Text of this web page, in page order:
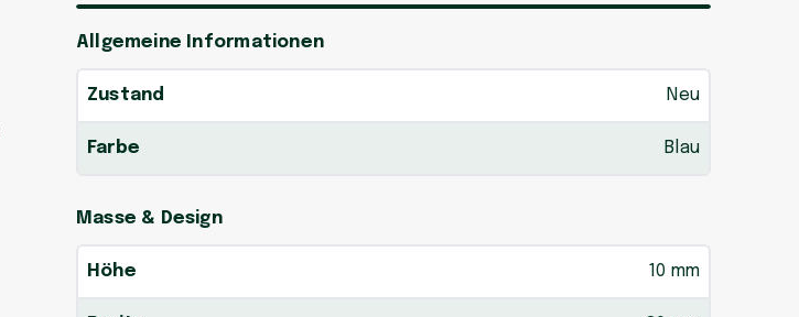
Allgemeine Informationen
Zustand Neu
Farbe Blau
Masse & Design
Höhe 10 mm